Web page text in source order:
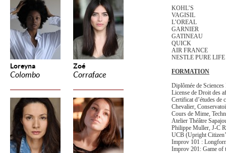
Loreyna
Colombo
Zoé
Corraface
KOHL’S
VAGISIL
L’OREAL
GARNIER
GATINEAU
QUICK
AIR FRANCE
NESTLE PURE LIFE
FORMATION
Diplômée de
License de Droit des
Certificat d’études de
Chevalier,
Cours de Mime,
Atelier Théâtre
Philippe Muller, J-C
UCB (Upright
Improv 101 :
Improv 201: Game of